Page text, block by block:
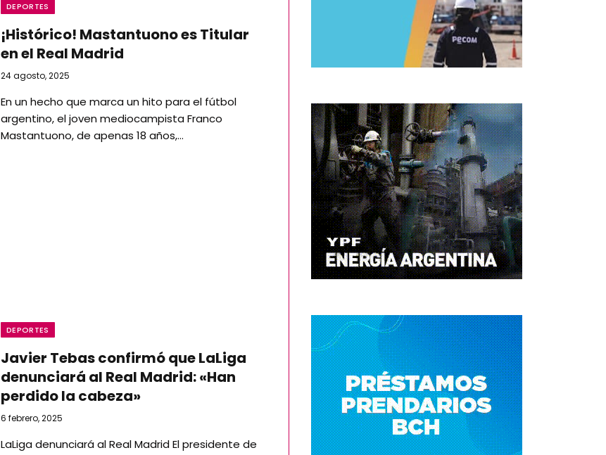
DEPORTES
¡Histórico! Mastantuono es Titular
en el Real Madrid
24 agosto, 2025
En un hecho que marca un hito para el fútbol
argentino, el joven mediocampista Franco
Mastantuono, de apenas 18 años,…
DEPORTES
Javier Tebas confirmó que LaLiga
denunciará al Real Madrid: «Han
perdido la cabeza»
6 febrero, 2025
LaLiga denunciará al Real Madrid El presidente de